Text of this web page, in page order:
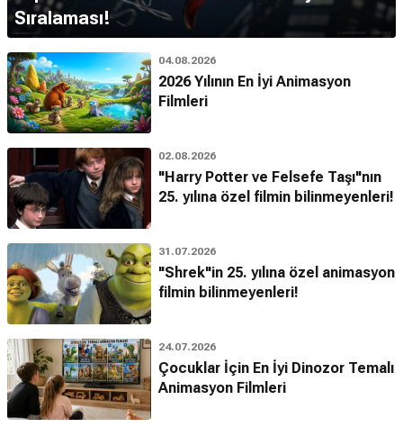
Sıralaması!
04.08.2026
2026 Yılının En İyi Animasyon
Filmleri
02.08.2026
"Harry Potter ve Felsefe Taşı"nın
25. yılına özel filmin bilinmeyenleri!
31.07.2026
"Shrek"in 25. yılına özel animasyon
filmin bilinmeyenleri!
24.07.2026
Çocuklar İçin En İyi Dinozor Temalı
Animasyon Filmleri